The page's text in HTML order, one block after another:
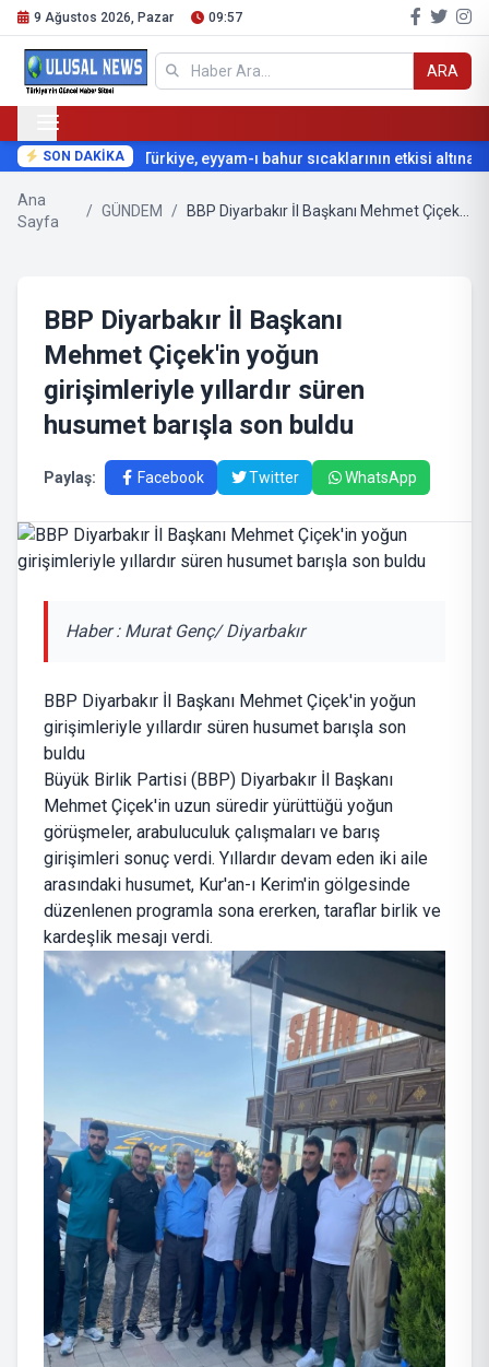
9 Ağustos 2026, Pazar 09:57
ARA
SON DAKİKATürkiye, eyyam-ı bahur sıcaklarının etkisi altına
Ana
Sayfa
/ GÜNDEM / BBP Diyarbakır İl Başkanı Mehmet Çiçek'in yoğun girişimleriyle yıllardır süren husumet barışla son buldu
BBP Diyarbakır İl Başkanı
Mehmet Çiçek'in yoğun
girişimleriyle yıllardır süren
husumet barışla son buldu
Paylaş: Facebook Twitter WhatsApp
Haber : Murat Genç/ Diyarbakır
BBP Diyarbakır İl Başkanı Mehmet Çiçek'in yoğun
girişimleriyle yıllardır süren husumet barışla son
buldu
Büyük Birlik Partisi (BBP) Diyarbakır İl Başkanı
Mehmet Çiçek'in uzun süredir yürüttüğü yoğun
görüşmeler, arabuluculuk çalışmaları ve barış
girişimleri sonuç verdi. Yıllardır devam eden iki aile
arasındaki husumet, Kur'an-ı Kerim'in gölgesinde
düzenlenen programla sona ererken, taraflar birlik ve
kardeşlik mesajı verdi.